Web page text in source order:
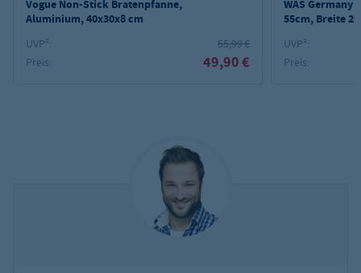
Vogue Non-Stick Bratenpfanne,
Aluminium, 40x30x8 cm
UVP²:
65,99 €
Preis:
49,90 €
WAS Germany
55cm, Breite
UVP²:
Preis: